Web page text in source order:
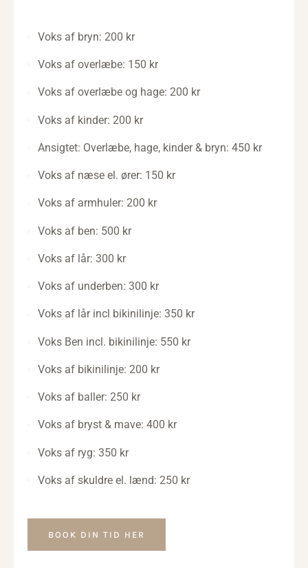
Voks af bryn: 200 kr
Voks af overlæbe: 150 kr
Voks af overlæbe og hage: 200 kr
Voks af kinder: 200 kr
Ansigtet: Overlæbe, hage, kinder & bryn: 450 kr
Voks af næse el. ører: 150 kr
Voks af armhuler: 200 kr
Voks af ben: 500 kr
Voks af lår: 300 kr
Voks af underben: 300 kr
Voks af lår incl bikinilinje: 350 kr
Voks Ben incl. bikinilinje: 550 kr
Voks af bikinilinje: 200 kr
Voks af baller: 250 kr
Voks af bryst & mave: 400 kr
Voks af ryg: 350 kr
Voks af skuldre el. lænd: 250 kr
BOOK DIN TID HER